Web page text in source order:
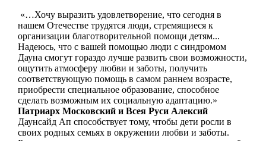
«…Хочу выразить удовлетворение, что сегодня в
нашем Отечестве трудятся люди, стремящиеся к
организации благотворительной помощи детям...
Надеюсь, что с вашей помощью люди с синдромом
Дауна смогут гораздо лучше развить свои возможности,
ощутить атмосферу любви и заботы, получить
соответствующую помощь в самом раннем возрасте,
приобрести специальное образование, способное
сделать возможным их социальную адаптацию.»
Патриарх Московский и Всея Руси Алексий
Даунсайд Ап способствует тому, чтобы дети росли в
своих родных семьях в окружении любви и заботы.